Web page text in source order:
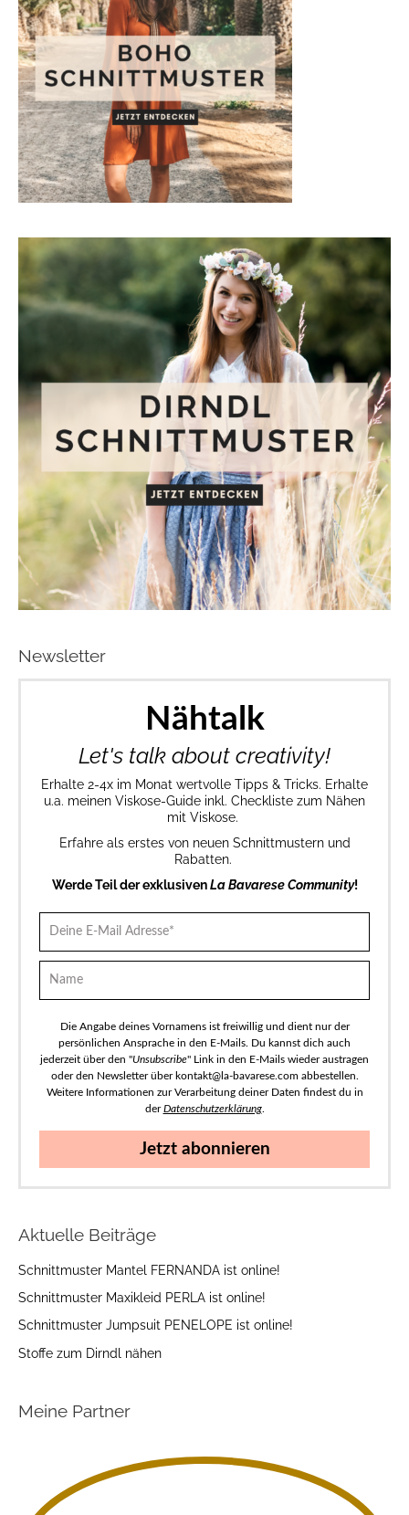
Newsletter
Nähtalk
Let's talk about creativity!
Erhalte 2-4x im Monat wertvolle Tipps & Tricks. Erhalte
u.a. meinen Viskose-Guide inkl. Checkliste zum Nähen
mit Viskose.
Erfahre als erstes von neuen Schnittmustern und
Rabatten.
Werde Teil der exklusivenLa Bavarese Community!
Die Angabe deines Vornamens ist freiwillig und dient nur der
persönlichen Ansprache in den E-Mails. Du kannst dich auch
jederzeit über den "Unsubscribe" Link in den E-Mails wieder austragen
oder den Newsletter über kontakt@la-bavarese.com abbestellen.
Weitere Informationen zur Verarbeitung deiner Daten findest du in
derDatenschutzerklärung.
Jetzt abonnieren
Aktuelle Beiträge
Schnittmuster Mantel FERNANDA ist online!
Schnittmuster Maxikleid PERLA ist online!
Schnittmuster Jumpsuit PENELOPE ist online!
Stoffe zum Dirndl nähen
Meine Partner